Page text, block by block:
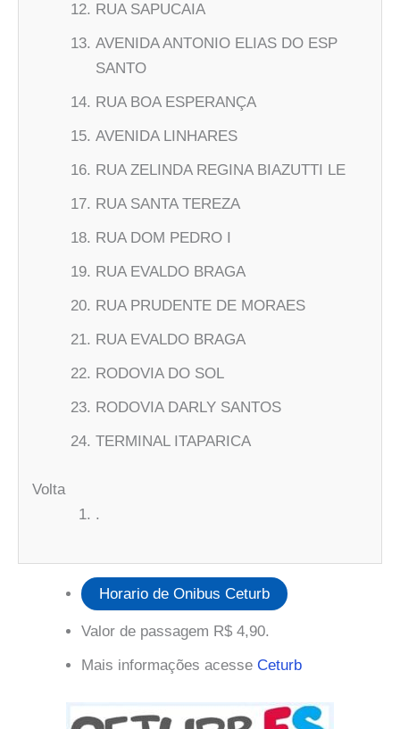
RUA SAPUCAIA
AVENIDA ANTONIO ELIAS DO ESP
SANTO
RUA BOA ESPERANÇA
AVENIDA LINHARES
RUA ZELINDA REGINA BIAZUTTI LE
RUA SANTA TEREZA
RUA DOM PEDRO I
RUA EVALDO BRAGA
RUA PRUDENTE DE MORAES
RUA EVALDO BRAGA
RODOVIA DO SOL
RODOVIA DARLY SANTOS
TERMINAL ITAPARICA
Volta
.
Horario de Onibus Ceturb
Valor de passagem R$ 4,90.
Mais informações acesse Ceturb